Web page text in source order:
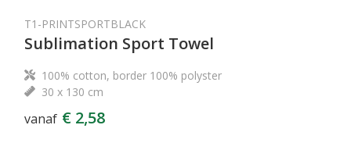
T1-PRINTSPORTBLACK
Sublimation Sport Towel
100% cotton, border 100% polyster
30 x 130 cm
vanaf € 2,58